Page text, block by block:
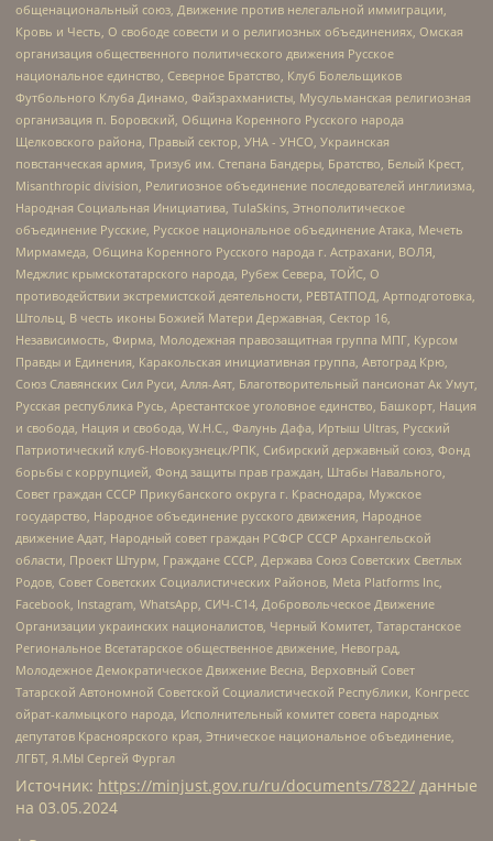
общенациональный союз, Движение против нелегальной иммиграции,
Кровь и Честь, О свободе совести и о религиозных объединениях, Омская
организация общественного политического движения Русское
национальное единство, Северное Братство, Клуб Болельщиков
Футбольного Клуба Динамо, Файзрахманисты, Мусульманская религиозная
организация п. Боровский, Община Коренного Русского народа
Щелковского района, Правый сектор, УНА - УНСО, Украинская
повстанческая армия, Тризуб им. Степана Бандеры, Братство, Белый Крест,
Misanthropic division, Религиозное объединение последователей инглиизма,
Народная Социальная Инициатива, TulaSkins, Этнополитическое
объединение Русские, Русское национальное объединение Атака, Мечеть
Мирмамеда, Община Коренного Русского народа г. Астрахани, ВОЛЯ,
Меджлис крымскотатарского народа, Рубеж Севера, ТОЙС, О
противодействии экстремистской деятельности, РЕВТАТПОД, Артподготовка,
Штольц, В честь иконы Божией Матери Державная, Сектор 16,
Независимость, Фирма, Молодежная правозащитная группа МПГ, Курсом
Правды и Единения, Каракольская инициативная группа, Автоград Крю,
Союз Славянских Сил Руси, Алля-Аят, Благотворительный пансионат Ак Умут,
Русская республика Русь, Арестантское уголовное единство, Башкорт, Нация
и свобода, Нация и свобода, W.H.С., Фалунь Дафа, Иртыш Ultras, Русский
Патриотический клуб-Новокузнецк/РПК, Сибирский державный союз, Фонд
борьбы с коррупцией, Фонд защиты прав граждан, Штабы Навального,
Совет граждан СССР Прикубанского округа г. Краснодара, Мужское
государство, Народное объединение русского движения, Народное
движение Адат, Народный совет граждан РСФСР СССР Архангельской
области, Проект Штурм, Граждане СССР, Держава Союз Советских Светлых
Родов, Совет Советских Социалистических Районов, Meta Platforms Inc,
Facebook, Instagram, WhatsApp, СИЧ-С14, Добровольческое Движение
Организации украинских националистов, Черный Комитет, Татарстанское
Региональное Всетатарское общественное движение, Невоград,
Молодежное Демократическое Движение Весна, Верховный Совет
Татарской Автономной Советской Социалистической Республики, Конгресс
ойрат-калмыцкого народа, Исполнительный комитет совета народных
депутатов Красноярского края, Этническое национальное объединение,
ЛГБТ, Я.МЫ Сергей Фургал
Источник: https://minjust.gov.ru/ru/documents/7822/ данные
на 03.05.2024